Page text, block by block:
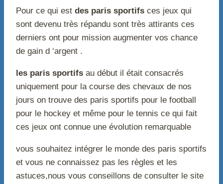
Pour ce qui est des paris sportifs ces jeux qui
sont devenu très répandu sont très attirants ces
derniers ont pour mission augmenter vos chance
de gain d ‘argent .
les paris sportifs au début il était consacrés
uniquement pour la course des chevaux de nos
jours on trouve des paris sportifs pour le football
pour le hockey et même pour le tennis ce qui fait
ces jeux ont connue une évolution remarquable
vous souhaitez intégrer le monde des paris sportifs
et vous ne connaissez pas les règles et les
astuces,nous vous conseillons de consulter le site